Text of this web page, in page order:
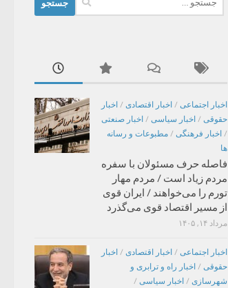
برای:
اخبار اجتماعی / اخبار اقتصادی / اخبار
حقوقی / اخبار سیاسی / اخبار صنعتی
/ اخبار فرهنگی / مطبوعات و رسانه
ها
فاصله حرف مسئولان با سفره
مردم زیاد است / مردم مهار
تورم را می‌خواهند / ایران قوی
از مسیر اقتصاد قوی می‌گذرد
مرداد ۱۴, ۱۴۰۵
اخبار اجتماعی / اخبار اقتصادی / اخبار
حقوقی / اخبار راه و ترابری و
شهرسازی / اخبار سیاسی /